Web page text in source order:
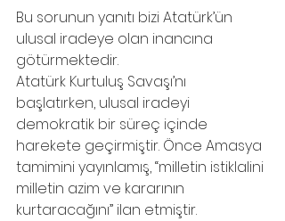
Bu sorunun yanıtı bizi Atatürk’ün
ulusal iradeye olan inancına
götürmektedir.
Atatürk Kurtuluş Savaşı’nı
başlatırken, ulusal iradeyi
demokratik bir süreç içinde
harekete geçirmiştir. Önce Amasya
tamimini yayınlamış, “milletin istiklalini
milletin azim ve kararının
kurtaracağını” ilan etmiştir.